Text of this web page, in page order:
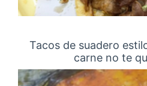
Tacos de suadero
carne no te